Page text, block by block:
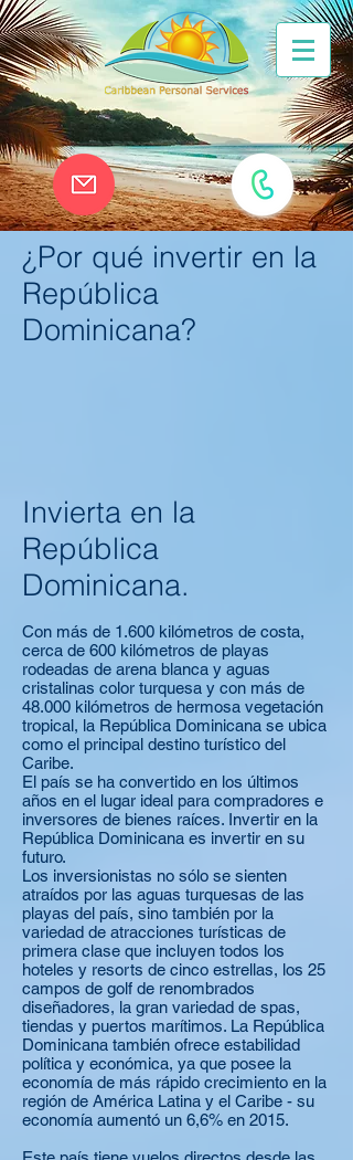
¿Por qué invertir en la
República
Dominicana?
Invierta en la
República
Dominicana.
Con más de 1.600 kilómetros de costa,
cerca de 600 kilómetros de playas
rodeadas de arena blanca y aguas
cristalinas color turquesa y con más de
48.000 kilómetros de hermosa vegetación
tropical, la República Dominicana se ubica
como el principal destino turístico del
Caribe.
El país se ha convertido en los últimos
años en el lugar ideal para compradores e
inversores de bienes raíces. Invertir en la
República Dominicana es invertir en su
futuro.
Los inversionistas no sólo se sienten
atraídos por las aguas turquesas de las
playas del país, sino también por la
variedad de atracciones turísticas de
primera clase que incluyen todos los
hoteles y resorts de cinco estrellas, los 25
campos de golf de renombrados
diseñadores, la gran variedad de spas,
tiendas y puertos marítimos. La República
Dominicana también ofrece estabilidad
política y económica, ya que posee la
economía de más rápido crecimiento en la
región de América Latina y el Caribe - su
economía aumentó un 6,6% en 2015.